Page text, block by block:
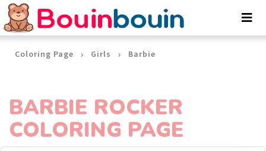
Coloring Page Girls Barbie
BARBIE ROCKER
COLORING PAGE
Cookies management panel